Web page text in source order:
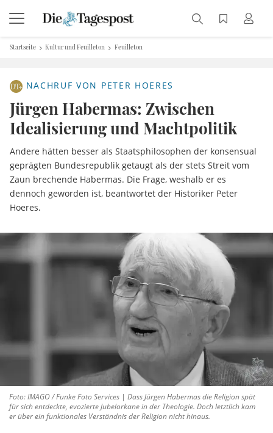
Startseite Kultur und Feuilleton Feuilleton
NACHRUF VON PETER HOERES
Jürgen Habermas: Zwischen
Idealisierung und Machtpolitik
Andere hätten besser als Staatsphilosophen der konsensual
geprägten Bundesrepublik getaugt als der stets Streit vom
Zaun brechende Habermas. Die Frage, weshalb er es
dennoch geworden ist, beantwortet der Historiker Peter
Hoeres.
Foto: IMAGO / Funke Foto Services | Dass Jürgen Habermas die Religion spät
für sich entdeckte, evozierte Jubelorkane in der Theologie. Doch letztlich kam
er über ein funktionales Verständnis der Religion nicht hinaus.